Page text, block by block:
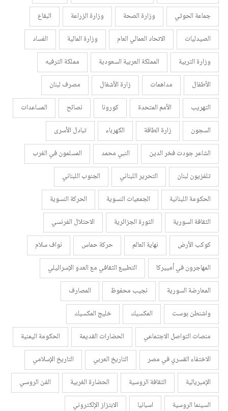
جماعة الحوثي
وزارة الصحة وزارة الزراعة
البقاع
الصيدليات
الاتحاد العمالي العام وزارة المالية
الفساد
وزارة التربية
المملكة العربية السعودية
مملكة الترفيه
الأطفال
مداهمات زارة الأشغال
مصرف لبنان
التهريب
الأمم المتحدة كورونا نصائح
المساعدات
السجون
زارة الطاقة الكهرباء
تبادل الأسرى
الشاعر جودت فخر الدين
النبي محمد
المسلمون في الغرب
تلفزيون لبنان
التحرير اللبناني
الجنوب اللبناني
الحكومة اللبنانية
الجمعيات النسوية
الحركة النسوية
الثقافة السورية
الثورة الجزائرية
الاحتلال الفرنسي
كوكب الأرض
نهاية العالم حركة حماس
نواف سلام
المهاجرون في أمييركا
التطبيع الثقافي مع العدو الإسرائيلي
المعارضة السورية
نجيب محفوظ
المصارف
واشنطن بوست
المكسيك
خليج المكسيك
منصات التواصل الاجتماعي
الحضارات القديمة
الحكومة اليمنية
الاختفاء القسري في مصر
التاريخ العربي
التاريخ الإسلامي
الإمبريالية
الثقافة الروسية الحضارة الغربية
الفن الروسي
السينما الروسية
اسبانيا الابتزاز الإلكتروني